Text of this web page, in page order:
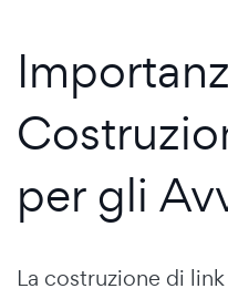
per gli
La costruzione di